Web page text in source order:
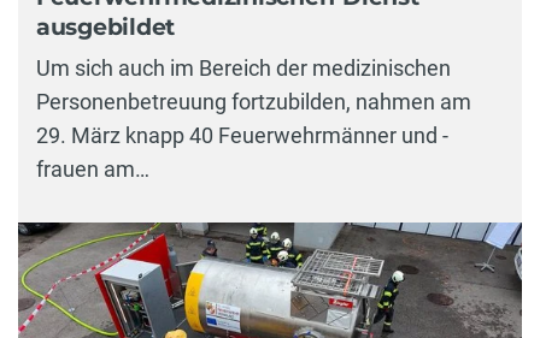
ausgebildet
Um sich auch im Bereich der medizinischen
Personenbetreuung fortzubilden, nahmen am
29. März knapp 40 Feuerwehrmänner und -
frauen am…